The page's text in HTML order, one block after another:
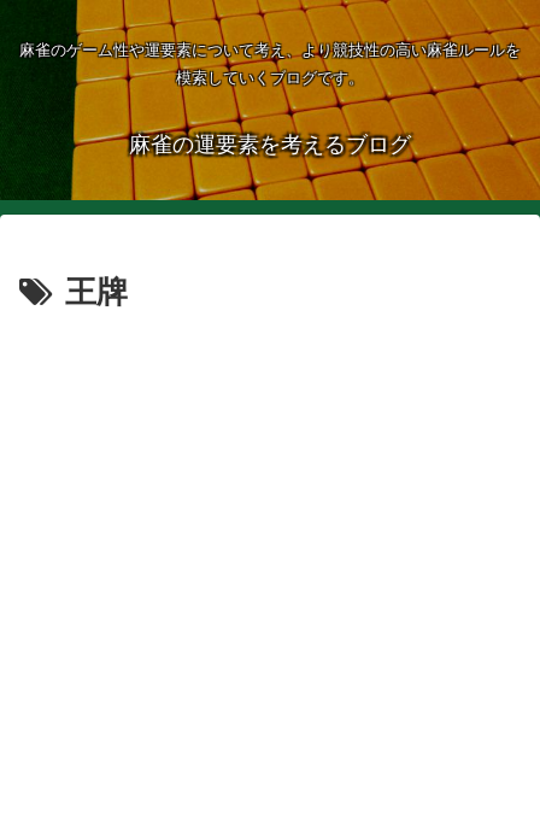
麻雀のゲーム性や運要素について考え、より競技性の高い麻雀ルールを
模索していくブログです。
麻雀の運要素を考えるブログ
王牌